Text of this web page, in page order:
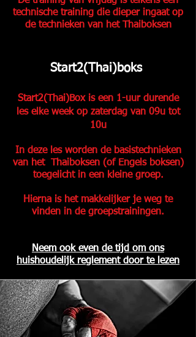
technische training die dieper ingaat op
de technieken van het Thaiboksen
Start2(Thai)boks
Start2(Thai)Box is een 1-uur durende
les elke week op zaterdag van 09u tot
10u
In deze les worden de basistechnieken
van het Thaiboksen (of Engels boksen)
toegelicht in een kleine groep.
Hierna is het makkelijker je weg te
vinden in de groepstrainingen.
​Neem ook even de tijd om ons
huishoudelijk reglement door te lezen